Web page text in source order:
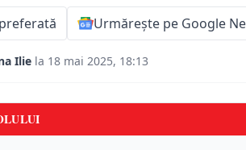
Urmărește pe Google
Ilie la 18 mai 2025, 18:13